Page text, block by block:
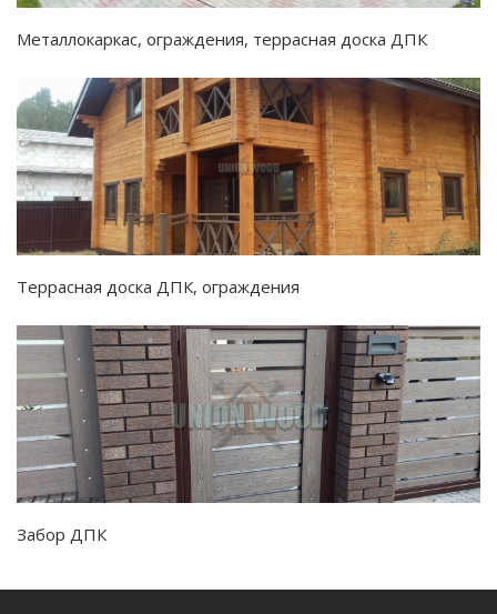
Металлокаркас, ограждения, террасная доска ДПК
Террасная доска ДПК, ограждения
Забор ДПК